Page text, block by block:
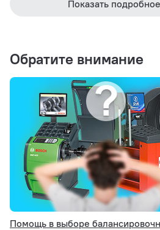
Синий
Красный
Показать
Обратите внимание
Помощь в выборе